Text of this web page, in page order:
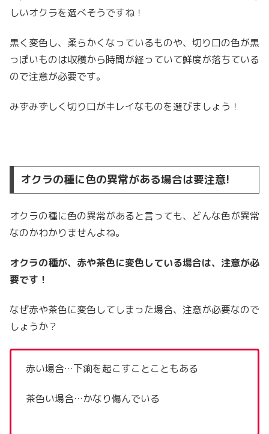
しいオクラを選べそうですね！
黒く変色し、柔らかくなっているものや、切り口の色が黒
っぽいものは収穫から時間が経っていて鮮度が落ちている
ので注意が必要です。
みずみずしく切り口がキレイなものを選びましょう！
オクラの種に色の異常がある場合は要注意!
オクラの種に色の異常があると言っても、どんな色が異常
なのかわかりませんよね。
オクラの種が、赤や茶色に変色している場合は、注意が必
要です！
なぜ赤や茶色に変色してしまった場合、注意が必要なので
しょうか？
赤い場合…下痢を起こすことこともある
茶色い場合…かなり傷んでいる